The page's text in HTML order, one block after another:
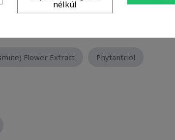
Flower Extract Phytantriol
nélkül